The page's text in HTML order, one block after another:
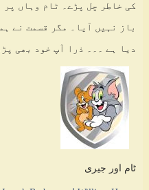
کی خاطر چل پڑے۔ ٹام وہاں
باز نہیں آیا۔ مگر قسمت نے
دیا ہے ۔۔۔ ذرا آپ خود بھی
ٹام اور جیری